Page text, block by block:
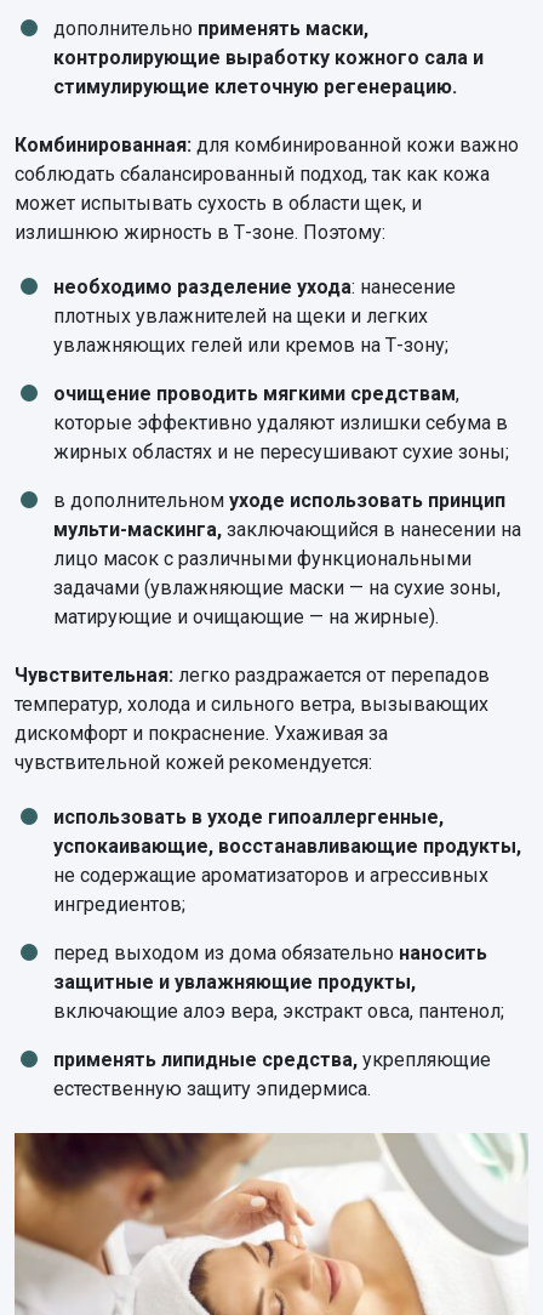
дополнительно применять маски,
контролирующие выработку кожного сала и
стимулирующие клеточную регенерацию.
Комбинированная: для комбинированной кожи важно
соблюдать сбалансированный подход, так как кожа
может испытывать сухость в области щек, и
излишнюю жирность в Т-зоне. Поэтому:
необходимо разделение ухода: нанесение
плотных увлажнителей на щеки и легких
увлажняющих гелей или кремов на Т-зону;
очищение проводить мягкими средствам,
которые эффективно удаляют излишки себума в
жирных областях и не пересушивают сухие зоны;
в дополнительном уходе использовать принцип
мульти-маскинга, заключающийся в нанесении на
лицо масок с различными функциональными
задачами (увлажняющие маски — на сухие зоны,
матирующие и очищающие — на жирные).
Чувствительная: легко раздражается от перепадов
температур, холода и сильного ветра, вызывающих
дискомфорт и покраснение. Ухаживая за
чувствительной кожей рекомендуется:
использовать в уходе гипоаллергенные,
успокаивающие, восстанавливающие продукты,
не содержащие ароматизаторов и агрессивных
ингредиентов;
перед выходом из дома обязательно наносить
защитные и увлажняющие продукты,
включающие алоэ вера, экстракт овса, пантенол;
применять липидные средства, укрепляющие
естественную защиту эпидермиса.